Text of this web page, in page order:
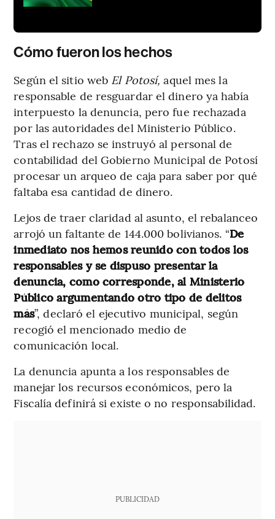
Cómo fueron los hechos
Según el sitio web El Potosí,aquel mes la
responsable de resguardar el dinero ya había
interpuesto la denuncia, pero fue rechazada
por las autoridades del Ministerio Público.
Tras el rechazo se instruyó al personal de
contabilidad del Gobierno Municipal de Potosí
procesar un arqueo de caja para saber por qué
faltaba esa cantidad de dinero.
Lejos de traer claridad al asunto, el rebalanceo
arrojó un faltante de 144.000 bolivianos. “De
inmediato nos hemos reunido con todos los
responsables y se dispuso presentar la
denuncia, como corresponde, al Ministerio
Público argumentando otro tipo de delitos
más”, declaró el ejecutivo municipal, según
recogió el mencionado medio de
comunicación local.
La denuncia apunta a los responsables de
manejar los recursos económicos, pero la
Fiscalía definirá si existe o no responsabilidad.
PUBLICIDAD